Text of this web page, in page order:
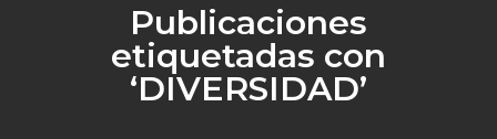
Publicaciones
etiquetadas con
‘DIVERSIDAD’